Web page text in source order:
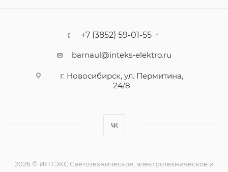
+7 (3852) 59-01-55
barnaul@inteks-elektro.ru
г. Новосибирск, ул. Пермитина,
24/8
2026 © ИНТЭКС Светотехническое, электротехническое и